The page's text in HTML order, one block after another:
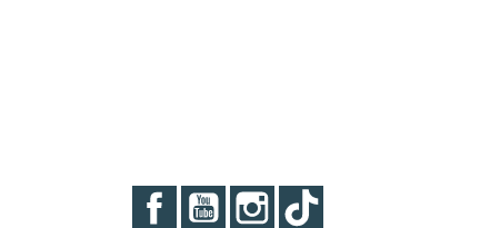
FacebookYouTubeInstagram